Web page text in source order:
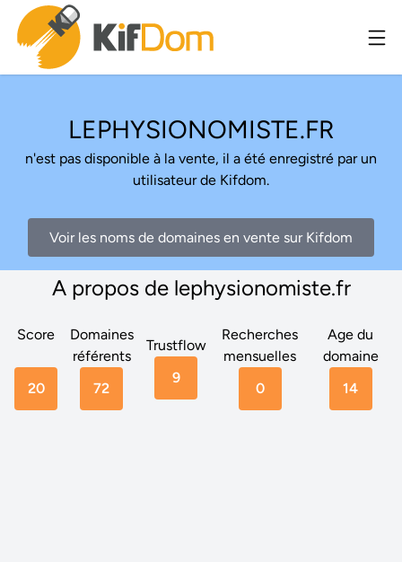
LEPHYSIONOMISTE.FR
n'est pas disponible à la vente, il a été enregistré par un
utilisateur de Kifdom.
Voir les noms de domaines en vente sur Kifdom
A propos de lephysionomiste.fr
Score
20
Domaines
référents
72
Trustflow
9
Recherches
mensuelles
0
Age du
domaine
14